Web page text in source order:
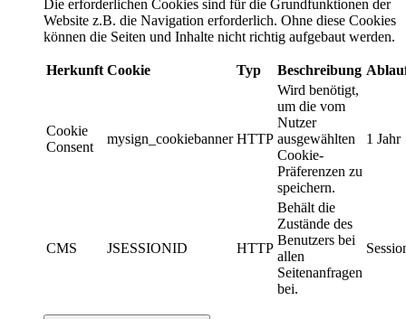
Die erforderlichen Cookies sind für die Grundfunktionen der
Website z.B. die Navigation erforderlich. Ohne diese Cookies
können die Seiten und Inhalte nicht richtig aufgebaut werden.
Herkunft Cookie Typ Beschreibung
Cookie
Consent
mysign_cookiebanner HTTP
Wird benötigt,
um die vom
Nutzer
ausgewählten
Cookie-
Präferenzen zu
speichern.
1 Jahr
CMS JSESSIONID HTTP
Behält die
Zustände des
Benutzers bei
allen
Seitenanfragen
bei.